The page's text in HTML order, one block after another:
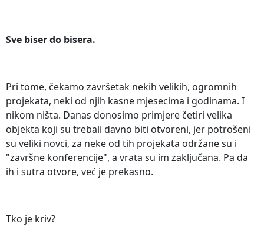
Sve biser do bisera.
Pri tome, čekamo završetak nekih velikih, ogromnih
projekata, neki od njih kasne mjesecima i godinama. I
nikom ništa. Danas donosimo primjere četiri velika
objekta koji su trebali davno biti otvoreni, jer potrošeni
su veliki novci, za neke od tih projekata održane su i
"završne konferencije", a vrata su im zaključana. Pa da
ih i sutra otvore, već je prekasno.
Tko je kriv?